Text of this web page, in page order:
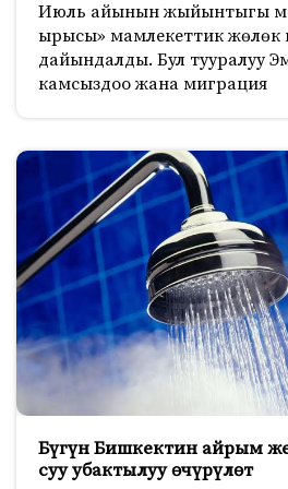
Июль айынын жыйынтыгы
ырысы» мамлекеттик жөлөк
дайындалды. Бул тууралуу
камсыздоо жана миграция
Бүгүн Бишкектин айрым
суу убактылуу өчүрүлөт